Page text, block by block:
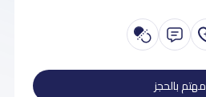
مهتم بالحجز